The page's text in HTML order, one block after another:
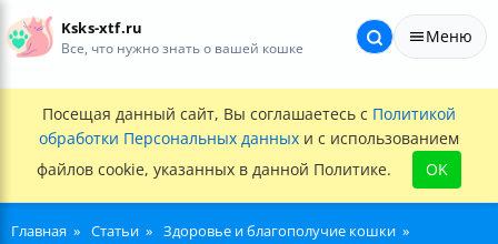
Ksks-xtf.ru
Все, что нужно знать о вашей кошке
Меню
Посещая данный сайт, Вы соглашаетесь с Политикой
обработки Персональных данных и с использованием
файлов cookie, указанных в данной Политике.
OK
Главная Статьи
Здоровье и благополучие кошки